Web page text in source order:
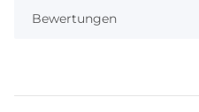
Bewertungen